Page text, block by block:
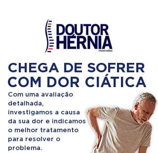
CHEGA DE SOFRER
COM DOR CIÁTICA
Com uma avaliação
detalhada,
investigamos a causa
da sua dor e indicamos
o melhor tratamento
para resolver o
problema.